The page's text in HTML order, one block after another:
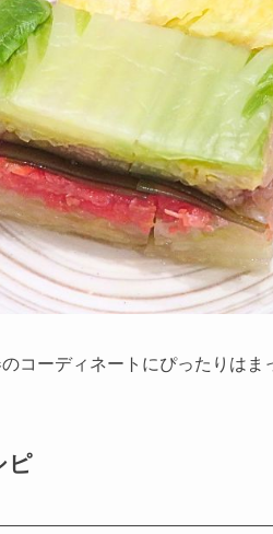
コーディネートにぴったりはま
ピ